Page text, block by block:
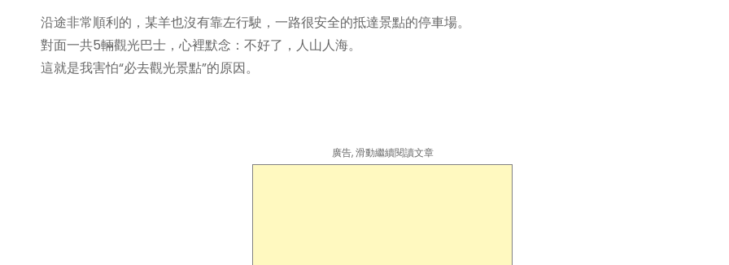
沿途非常順利的，某羊也沒有靠左行駛，一路很安全的抵達景點的停車場。
對面一共5輛觀光巴士，心裡默念：不好了，人山人海。
這就是我害怕“必去觀光景點”的原因。
廣告, 滑動繼續閱讀文章